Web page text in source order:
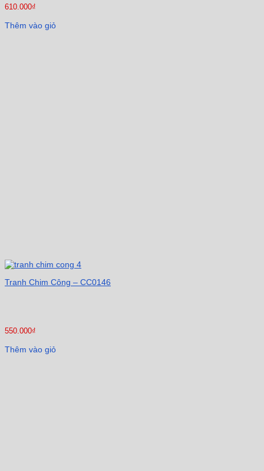
610.000₫
Thêm vào giỏ
Tranh Chim Công – CC0146
550.000₫
Thêm vào giỏ